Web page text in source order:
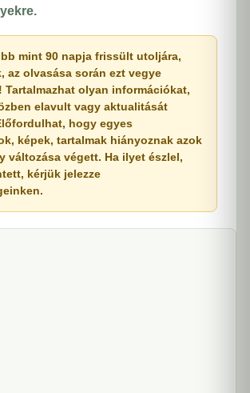
mint 90 napja frissült utoljára,
az olvasása során ezt vegye
Tartalmazhat olyan információkat,
elavult vagy aktualitását
hogy egyes
képek, tartalmak hiányoznak azok
változása végett. Ha ilyet észlel,
kérjük jelezze